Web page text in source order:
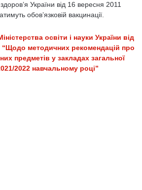
України від 16 вересня 2011
обов’язковій вакцинації.
освіти і науки України від
методичних рекомендацій про
предметів у закладах загальної
2022 навчальному році”